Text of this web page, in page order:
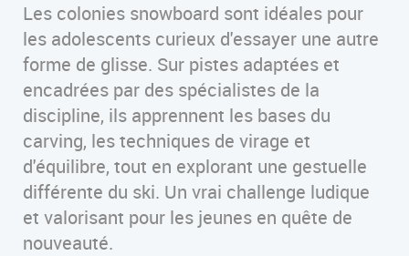
Les colonies snowboard sont idéales pour
les adolescents curieux d'essayer une autre
forme de glisse. Sur pistes adaptées et
encadrées par des spécialistes de la
discipline, ils apprennent les bases du
carving, les techniques de virage et
d'équilibre, tout en explorant une gestuelle
différente du ski. Un vrai challenge ludique
et valorisant pour les jeunes en quête de
nouveauté.